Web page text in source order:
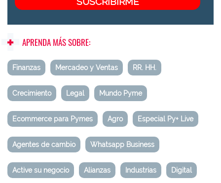
APRENDA MÁS SOBRE:
Finanzas Mercadeo y Ventas RR. HH.
Crecimiento Legal Mundo Pyme
Ecommerce para Pymes Agro Especial Py+ Live
Agentes de cambio Whatsapp Business
Active su negocio Alianzas Industrias Digital